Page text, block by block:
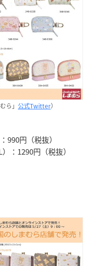
ら」 公式Twitter）
990円（税抜）
：1290円（税抜）